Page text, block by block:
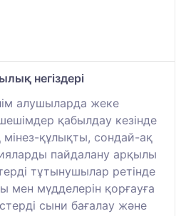
негіздері
алушыларда жеке
қабылдау кезінде
құлықты, сондай-ақ
пайдалану арқылы
тұтынушылар ретінде
мен мүдделерін қорғауға
сыни бағалау және